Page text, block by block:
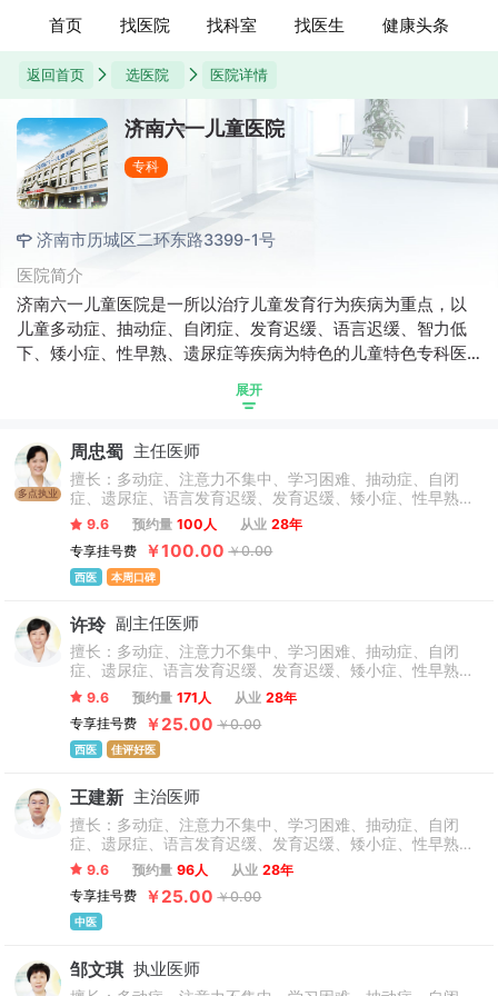
首页 找医院 找科室 找医生 健康头条
返回首页 选医院 医院详情
济南六一儿童医院
专科
济南市历城区二环东路3399-1号
医院简介
济南六一儿童医院是一所以治疗儿童发育行为疾病为重点，以
儿童多动症、抽动症、自闭症、发育迟缓、语言迟缓、智力低
下、矮小症、性早熟、遗尿症等疾病为特色的儿童特色专科医
供全方位、精益化的诊疗服务。
展开
多点执业
周忠蜀 主任医师
擅长：多动症、注意力不集中、学习困难、抽动症、自闭
症、遗尿症、语言发育迟缓、发育迟缓、矮小症、性早熟、
高热惊厥等各类儿童发育疾病。
9.6 预约量 100人 从业 28年
专享挂号费
￥100.00 ￥0.00
西医 本周口碑
许玲 副主任医师
擅长：多动症、注意力不集中、学习困难、抽动症、自闭
症、遗尿症、语言发育迟缓、发育迟缓、矮小症、性早熟、
高热惊厥等各类儿童发育疾病。
9.6 预约量 171人 从业 28年
专享挂号费
￥25.00 ￥0.00
西医 佳评好医
王建新 主治医师
擅长：多动症、注意力不集中、学习困难、抽动症、自闭
症、遗尿症、语言发育迟缓、发育迟缓、矮小症、性早熟、
高热惊厥等各类儿童发育疾病。
9.6 预约量 96人 从业 28年
专享挂号费
￥25.00 ￥0.00
中医
邹文琪 执业医师